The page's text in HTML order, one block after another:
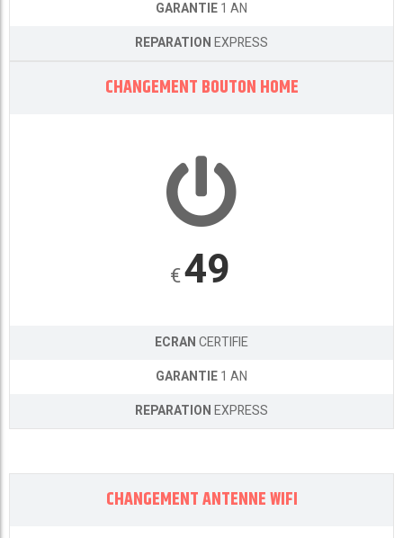
GARANTIE1 AN
REPARATIONEXPRESS
CHANGEMENT BOUTON HOME
€49
ECRANCERTIFIE
GARANTIE1 AN
REPARATIONEXPRESS
CHANGEMENT ANTENNE WIFI